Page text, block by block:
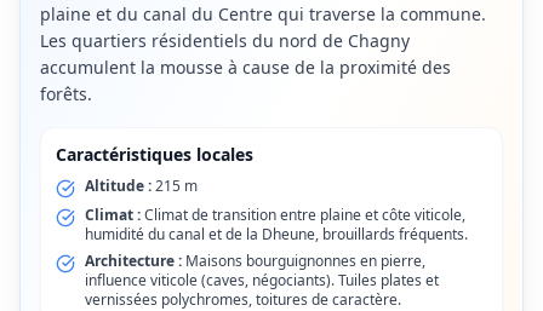
plaine et du canal du Centre qui traverse la commune.
Les quartiers résidentiels du nord de Chagny
accumulent la mousse à cause de la proximité des
forêts.
Caractéristiques locales
Altitude :215 m
Climat :Climat de transition entre plaine et côte viticole,
humidité du canal et de la Dheune, brouillards fréquents.
Architecture : Maisons bourguignonnes en pierre,
influence viticole (caves, négociants). Tuiles plates et
vernissées polychromes, toitures de caractère.